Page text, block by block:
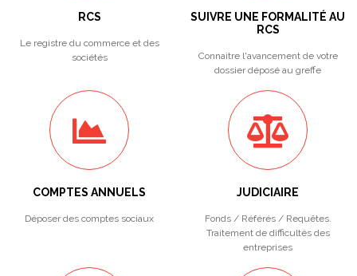
RCS
Le registre du commerce et des
sociétés
SUIVRE UNE FORMALITÉ AU
RCS
Connaitre l'avancement de votre
dossier déposé au greffe
COMPTES ANNUELS
Déposer des comptes sociaux
JUDICIAIRE
Fonds / Référés / Requêtes.
Traitement de difficultés des
entreprises